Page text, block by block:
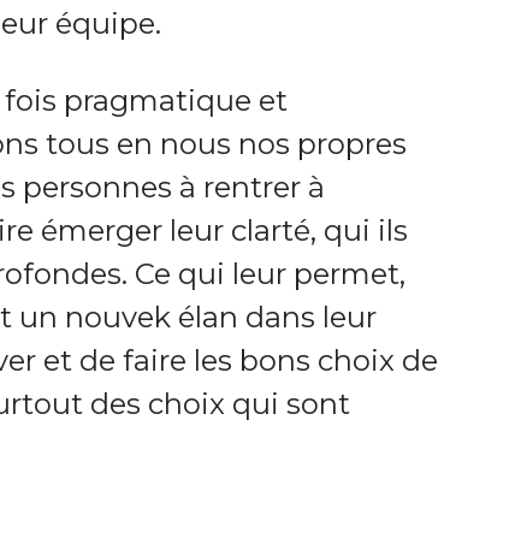
équipe.
fois pragmatique et
tous en nous nos propres
personnes à rentrer à
émerger leur clarté, qui ils
Ce qui leur permet,
un nouvek élan dans leur
et de faire les bons choix de
des choix qui sont